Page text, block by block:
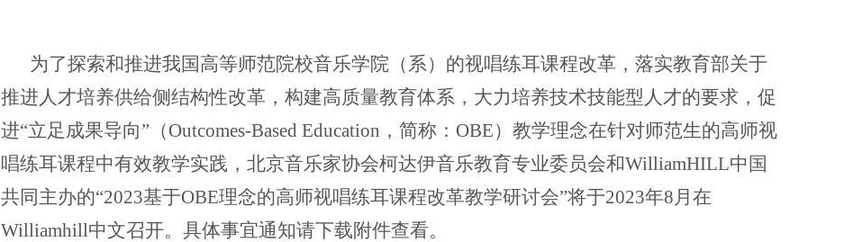
为了探索和推进我国高等师范院校音乐学院（系）的视唱练耳课程改革，落实教育部关于
推进人才培养供给侧结构性改革，构建高质量教育体系，大力培养技术技能型人才的要求，促
进“立足成果导向”（Outcomes-Based Education，简称：OBE）教学理念在针对师范生的高师视
唱练耳课程中有效教学实践，北京音乐家协会柯达伊音乐教育专业委员会和WilliamHILL中国
共同主办的“2023基于OBE理念的高师视唱练耳课程改革教学研讨会”将于2023年8月在
Williamhill中文召开。具体事宜通知请下载附件查看。